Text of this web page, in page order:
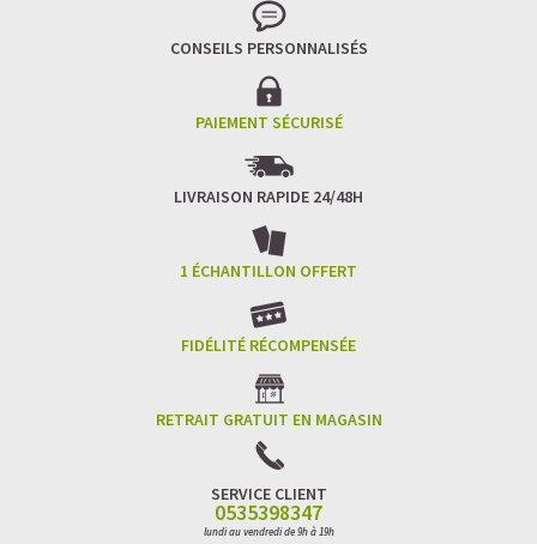
CONSEILS PERSONNALISÉS
PAIEMENT SÉCURISÉ
LIVRAISON RAPIDE 24/48H
1 ÉCHANTILLON OFFERT
FIDÉLITÉ RÉCOMPENSÉE
RETRAIT GRATUIT EN MAGASIN
SERVICE CLIENT
0535398347
lundi au vendredi de 9h à 19h